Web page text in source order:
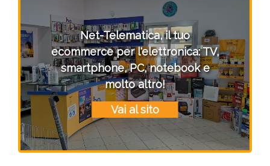
Net-Telematica, il tuo
ecommerce per l'elettronica: TV,
smartphone, PC, notebook e
molto altro!
Vai al sito